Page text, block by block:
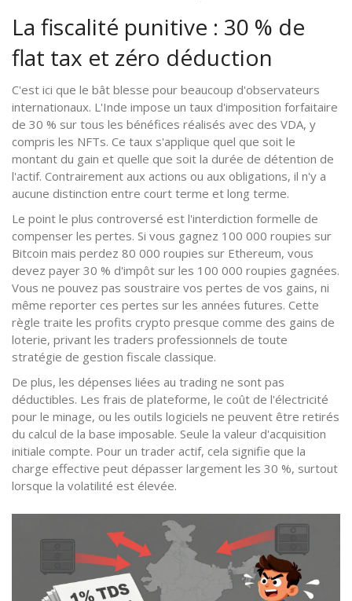
La fiscalité punitive : 30 % de
flat tax et zéro déduction
C'est ici que le bât blesse pour beaucoup d'observateurs
internationaux. L'Inde impose un taux d'imposition forfaitaire
de 30 % sur tous les bénéfices réalisés avec des VDA, y
compris les NFTs. Ce taux s'applique quel que soit le
montant du gain et quelle que soit la durée de détention de
l'actif. Contrairement aux actions ou aux obligations, il n'y a
aucune distinction entre court terme et long terme.
Le point le plus controversé est l'interdiction formelle de
compenser les pertes. Si vous gagnez 100 000 roupies sur
Bitcoin mais perdez 80 000 roupies sur Ethereum, vous
devez payer 30 % d'impôt sur les 100 000 roupies gagnées.
Vous ne pouvez pas soustraire vos pertes de vos gains, ni
même reporter ces pertes sur les années futures. Cette
règle traite les profits crypto presque comme des gains de
loterie, privant les traders professionnels de toute
stratégie de gestion fiscale classique.
De plus, les dépenses liées au trading ne sont pas
déductibles. Les frais de plateforme, le coût de l'électricité
pour le minage, ou les outils logiciels ne peuvent être retirés
du calcul de la base imposable. Seule la valeur d'acquisition
initiale compte. Pour un trader actif, cela signifie que la
charge effective peut dépasser largement les 30 %, surtout
lorsque la volatilité est élevée.